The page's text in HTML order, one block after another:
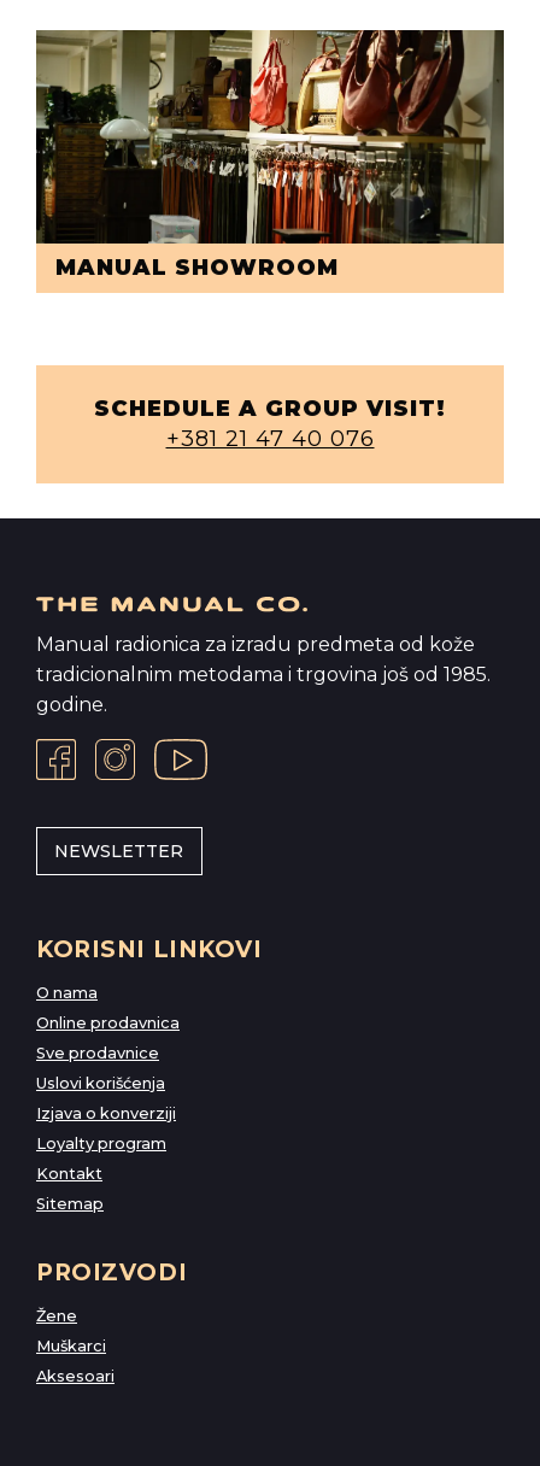
MANUAL SHOWROOM
SCHEDULE A GROUP VISIT!
+381 21 47 40 076
Manual radionica za izradu predmeta od kože
tradicionalnim metodama i trgovina još od 1985.
godine.
NEWSLETTER
KORISNI LINKOVI
O nama
Online prodavnica
Sve prodavnice
Uslovi korišćenja
Izjava o konverziji
Loyalty program
Kontakt
Sitemap
PROIZVODI
Žene
Muškarci
Aksesoari